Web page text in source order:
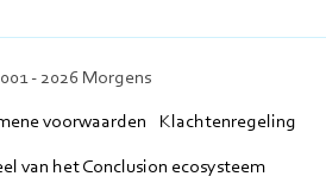
- 2026 Morgens
voorwaarden Klachtenregeling
van het Conclusion ecosysteem